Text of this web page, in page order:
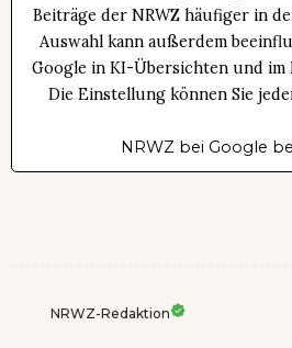
Beiträge der NRWZ häufiger in
Auswahl kann außerdem
Google in KI-Übersichten und
Die Einstellung können Sie
NRWZ bei Google
NRWZ-Redaktion